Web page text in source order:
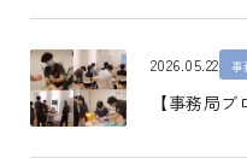
2026.05.22 事
【事務局